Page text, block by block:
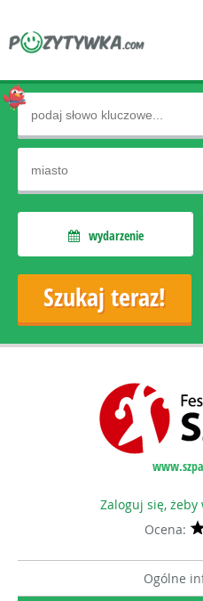
wydarzenie
Zaloguj się, żeby
Ocena:
Ogólne